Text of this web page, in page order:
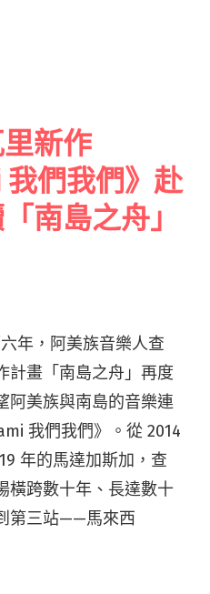
新作
我們我們》赴
南島之舟」
年，阿美族音樂人查
計畫「南島之舟」再度
阿美族與南島的音樂連
我們我們》
。從 2014
年的馬達加斯加，查
橫跨數十年、長達數十
第三站——馬來西